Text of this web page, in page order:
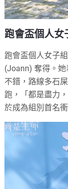
跑會盃個人女
跑會盃個人女子
(Joann) 奪得。
不錯，路線多石
跑，「都是盡力
於成為組別首名